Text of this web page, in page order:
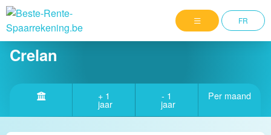
FR
Crelan
+ 1
jaar
- 1
jaar
Per maand